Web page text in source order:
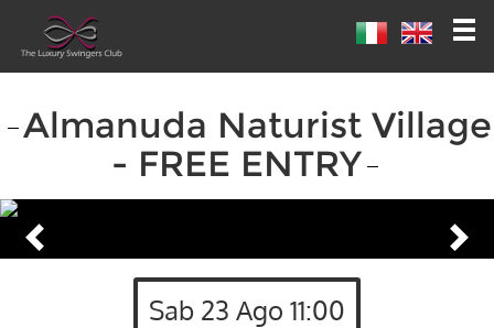
Almanuda Naturist Village
- FREE ENTRY
Sab 23 Ago 11:00